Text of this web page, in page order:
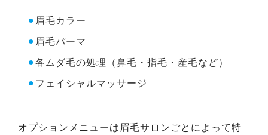
⚫︎眉毛カラー
⚫︎眉毛パーマ
⚫︎各ムダ毛の処理（鼻毛・指毛・産毛など）
⚫︎フェイシャルマッサージ
オプションメニューは眉毛サロンごとによって特